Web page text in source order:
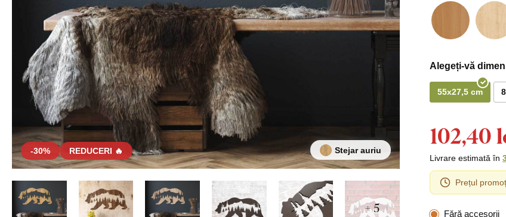
-30% REDUCERI 🔥 Stejar auriu
+ 5
Alegeți-vă
55x27,5 cm
102,40
Livrare estimată în
Prețul
Fără accesorii